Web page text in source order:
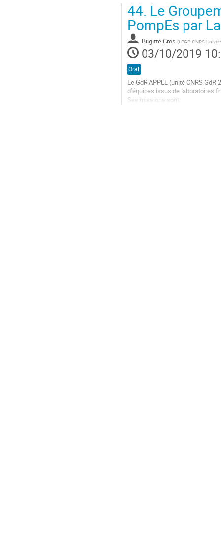
Aller
à
la
page
de
la
contribution
44. Le
PompEs par
Brigitte Cros (LPGP-CNRS-
03/10/2019
Oral
Le GdR APPEL (unité CNRS
d’équipes issus de laboratoires
Ses missions sont: